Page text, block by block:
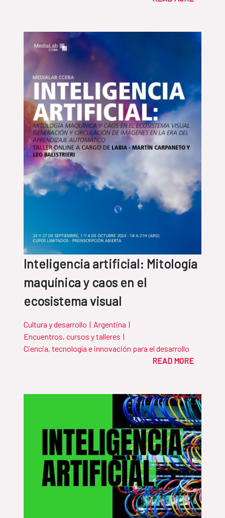
Inteligencia artificial: Mitología
maquínica y caos en el
ecosistema visual
Cultura y desarrollo | Argentina |
Encuentros, cursos y talleres |
Ciencia, tecnología e innovación para el desarrollo
READ MORE